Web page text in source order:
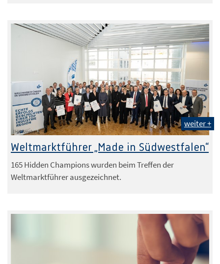
IHK Arnsberg
weiter +
Weltmarktführer „Made in Südwestfalen“
165 Hidden Champions wurden beim Treffen der
Weltmarktführer ausgezeichnet.